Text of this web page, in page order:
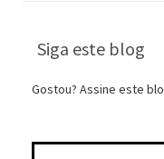
Siga este blog
Gostou? Assine este
Pesquisar